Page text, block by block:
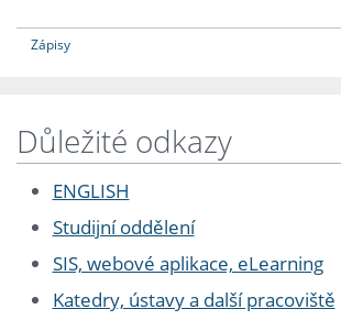
Zápisy
Důležité odkazy
ENGLISH
Studijní oddělení
SIS, webové aplikace, eLearning
Katedry, ústavy a další pracoviště